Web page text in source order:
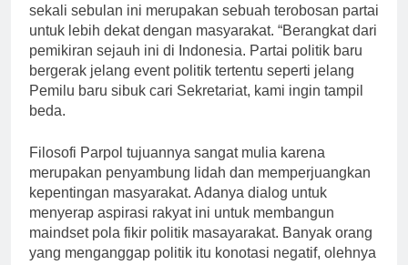
sekali sebulan ini merupakan sebuah terobosan partai
untuk lebih dekat dengan masyarakat. “Berangkat dari
pemikiran sejauh ini di Indonesia. Partai politik baru
bergerak jelang event politik tertentu seperti jelang
Pemilu baru sibuk cari Sekretariat, kami ingin tampil
beda.
Filosofi Parpol tujuannya sangat mulia karena
merupakan penyambung lidah dan memperjuangkan
kepentingan masyarakat. Adanya dialog untuk
menyerap aspirasi rakyat ini untuk membangun
maindset pola fikir politik masayarakat. Banyak orang
yang menganggap politik itu konotasi negatif, olehnya